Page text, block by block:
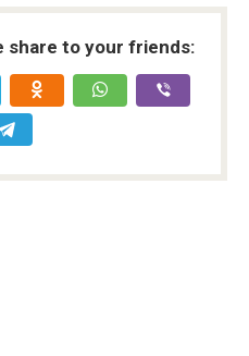
share to your friends: